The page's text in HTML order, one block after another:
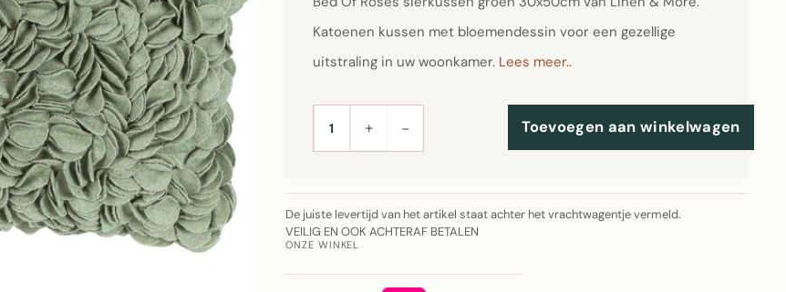
Katoenen kussen met bloemendessin voor een gezellige
uitstraling in uw woonkamer. Lees meer..
AANTAL+ − Toevoegen aan winkelwagen
De juiste levertijd van het artikel staat achter het vrachtwagentje vermeld.
VEILIG EN OOK ACHTERAF BETALEN
ONZE WINKEL